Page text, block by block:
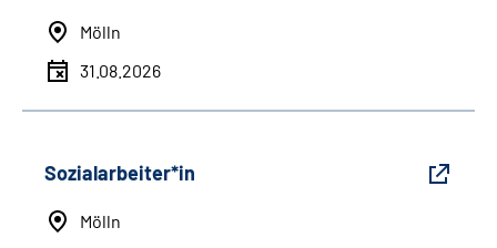
Mölln
31.08.2026
Sozialarbeiter*in
Mölln